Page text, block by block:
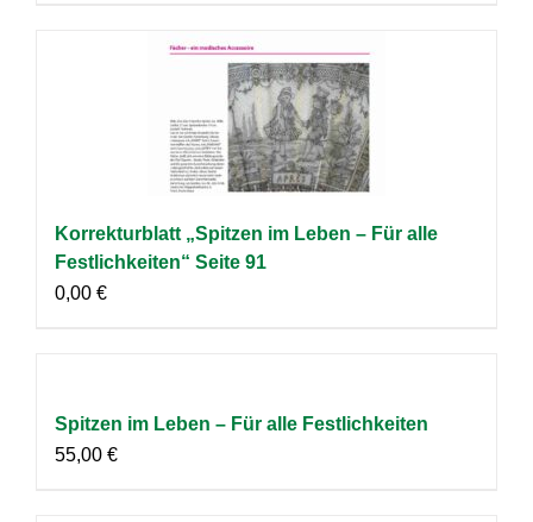
Korrekturblatt „Spitzen im Leben – Für alle
Festlichkeiten“ Seite 91
0,00 €
Spitzen im Leben – Für alle Festlichkeiten
55,00 €